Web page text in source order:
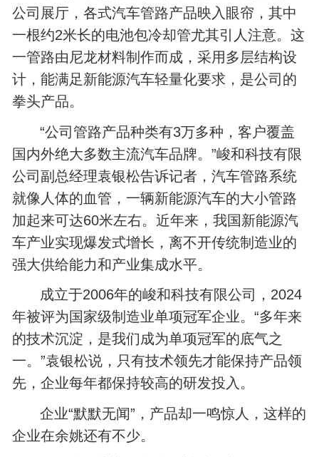
公司展厅，各式汽车管路产品映入眼帘，其中
一根约2米长的电池包冷却管尤其引人注意。这
一管路由尼龙材料制作而成，采用多层结构设
计，能满足新能源汽车轻量化要求，是公司的
拳头产品。
“公司管路产品种类有3万多种，客户覆盖
国内外绝大多数主流汽车品牌。”峻和科技有限
公司副总经理袁银松告诉记者，汽车管路系统
就像人体的血管，一辆新能源汽车的大小管路
加起来可达60米左右。近年来，我国新能源汽
车产业实现爆发式增长，离不开传统制造业的
强大供给能力和产业集成水平。
成立于2006年的峻和科技有限公司，2024
年被评为国家级制造业单项冠军企业。“多年来
的技术沉淀，是我们成为单项冠军的底气之
一。”袁银松说，只有技术领先才能保持产品领
先，企业每年都保持较高的研发投入。
企业“默默无闻”，产品却一鸣惊人，这样的
企业在余姚还有不少。